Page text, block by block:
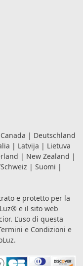
Canada | Deutschland
| Latvija | Lietuva
| New Zealand |
| Suomi |
e protetto per la
e il sito web
L’uso di questa
e Condizioni e